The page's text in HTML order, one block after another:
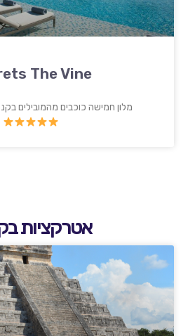
The Vine
מלון חמישה כוכבים מהמובילים
אטרקציות